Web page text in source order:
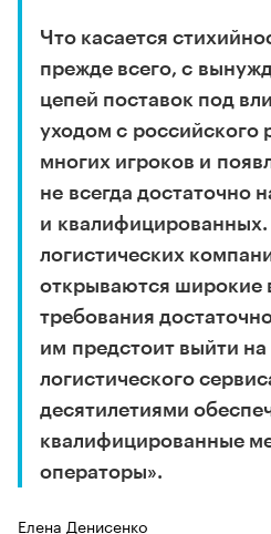
Что касается
прежде всего, с
цепей поставок под
уходом с российского
многих игроков и
не всегда достаточно
и квалифицированных.
логистических
открываются широкие
требования
им предстоит выйти на
логистического
десятилетиями
квалифицированные
операторы».
Елена Денисенко